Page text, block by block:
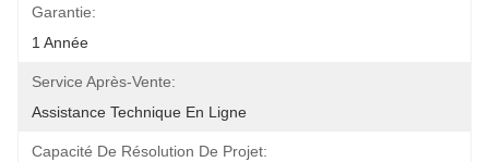
Garantie:
1 Année
Service Après-Vente:
Assistance Technique En Ligne
Capacité De Résolution De Projet: